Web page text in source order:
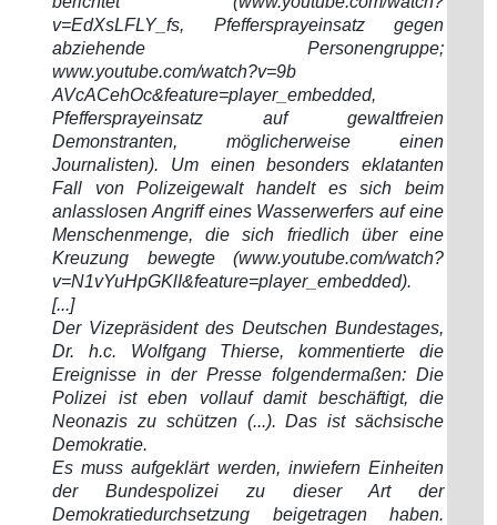
v=EdXsLFLY_fs, Pfeffersprayeinsatz gegen
abziehende Personengruppe;
www.youtube.com/watch?v=9b
AVcACehOc&feature=player_embedded,
Pfeffersprayeinsatz auf gewaltfreien
Demonstranten, möglicherweise einen
Journalisten). Um einen besonders eklatanten
Fall von Polizeigewalt handelt es sich beim
anlasslosen Angriff eines Wasserwerfers auf eine
Menschenmenge, die sich friedlich über eine
Kreuzung bewegte (www.youtube.com/watch?
v=N1vYuHpGKlI&feature=player_embedded).
[...]
Der Vizepräsident des Deutschen Bundestages,
Dr. h.c. Wolfgang Thierse, kommentierte die
Ereignisse in der Presse folgendermaßen: Die
Polizei ist eben vollauf damit beschäftigt, die
Neonazis zu schützen (...). Das ist sächsische
Demokratie.
Es muss aufgeklärt werden, inwiefern Einheiten
der Bundespolizei zu dieser Art der
Demokratiedurchsetzung beigetragen haben.